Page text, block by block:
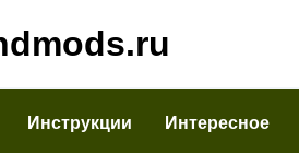
Инструкции Интересное